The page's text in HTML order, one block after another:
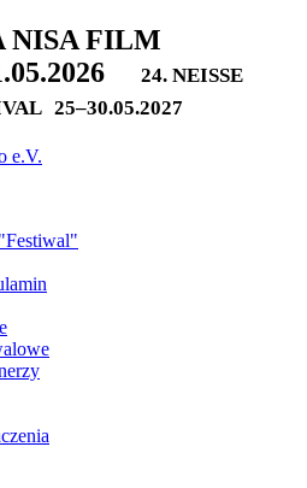
NISA FILM
24. NEISSE
25–30.05.2027
e.V.